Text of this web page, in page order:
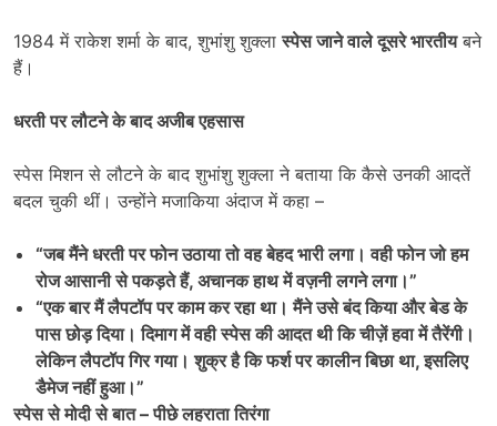
1984 में राकेश शर्मा के बाद, शुभांशु शुक्लास्पेस जाने वाले दूसरे भारतीयबने
हैं।
धरती पर लौटने के बाद अजीब एहसास
स्पेस मिशन से लौटने के बाद शुभांशु शुक्ला ने बताया कि कैसे उनकी आदतें
बदल चुकी थीं। उन्होंने मजाकिया अंदाज में कहा –
“जब मैंने धरती पर फोन उठाया तो वह बेहद भारी लगा। वही फोन जो हम
रोज आसानी से पकड़ते हैं, अचानक हाथ में वज़नी लगने लगा।”
“एक बार मैं लैपटॉप पर काम कर रहा था। मैंने उसे बंद किया और बेड के
पास छोड़ दिया। दिमाग में वही स्पेस की आदत थी कि चीज़ें हवा में तैरेंगी।
लेकिन लैपटॉप गिर गया। शुक्र है कि फर्श पर कालीन बिछा था,इसलिए
डैमेज नहीं हुआ।”
स्पेस से मोदी से बात–पीछे लहराता तिरंगा